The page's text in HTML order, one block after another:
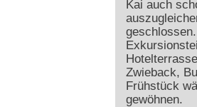
Kai auch
Zwieback,
Frühstück
gewöhnen.